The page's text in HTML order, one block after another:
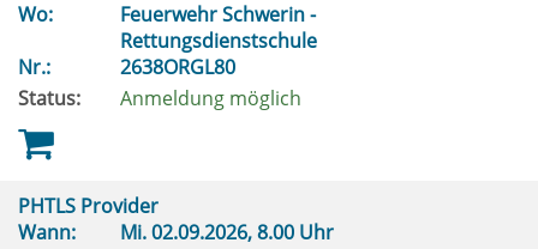
Wo:
Feuerwehr Schwerin -
Rettungsdienstschule
Nr.:
2638ORGL80
Status:
Anmeldung möglich
PHTLS Provider
Wann:
Mi.02.09.2026, 8.00 Uhr